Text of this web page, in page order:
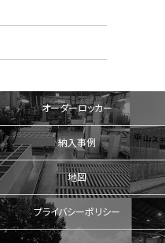
オーダーロッカー
納入事例
地図
プライバシーポリシー